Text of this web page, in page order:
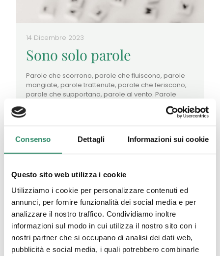
Consenso Dettagli Informazioni sui cookie
Questo sito web utilizza i cookie
Utilizziamo i cookie per personalizzare contenuti ed
annunci, per fornire funzionalità dei social media e per
analizzare il nostro traffico. Condividiamo inoltre
informazioni sul modo in cui utilizza il nostro sito con i
nostri partner che si occupano di analisi dei dati web,
pubblicità e social media, i quali potrebbero combinarle
14 Dicembre 2023
Sono solo parole
Parole che scorrono, parole che fluiscono, parole
mangiate, parole trattenute, parole che feriscono,
parole che supportano, parole al vento. Parole
sentite, parole ascoltate, parole dette. Parole […]
Leggi tutto